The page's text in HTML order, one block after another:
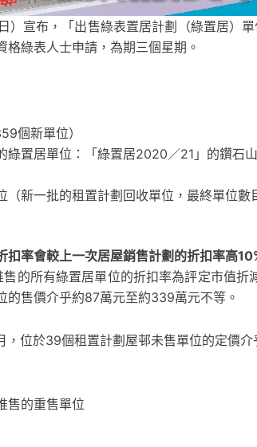
）宣布，「出售綠表置居計劃（綠置居）
綠表人士申請，為期三個星期。
個新單位）
綠置居單位：「綠置居2020／21」的鑽
新一批的租置計劃回收單位，最終單位數
率會較上一次居屋銷售計劃的折扣率高
的所有綠置居單位的折扣率為評定市值
的售價介乎約87萬元至約339萬元不等。
位於39個租置計劃屋邨未售單位的定價
售的重售單位